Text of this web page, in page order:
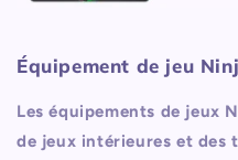
Équipement de jeu
Les équipements de jeux
de jeux intérieures et